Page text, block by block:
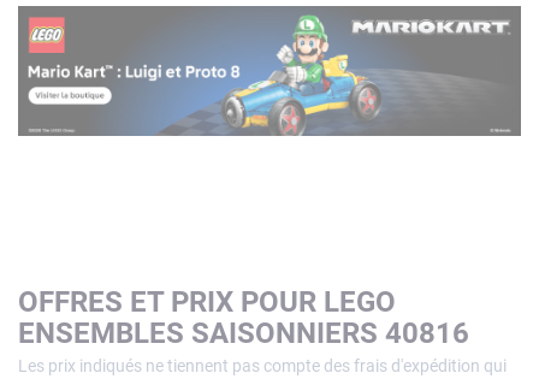
OFFRES ET PRIX POUR LEGO
ENSEMBLES SAISONNIERS 40816
Les prix indiqués ne tiennent pas compte des frais d'expédition qui